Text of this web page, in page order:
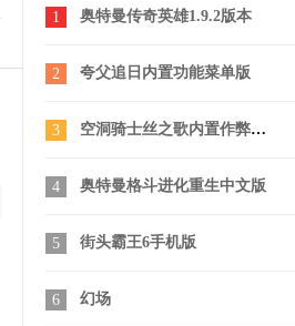
奥特曼传奇英雄1.9.2版本
2 夸父追日内置功能菜单版
空洞骑士丝之歌内置作弊菜单
奥特曼格斗进化重生中文版
街头霸王6手机版
幻场